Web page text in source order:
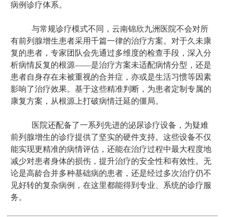
病例诊疗体系。
与常规诊疗模式不同，云南锦欣九洲医院不会对所
有前列腺增生患者采用千篇一律的治疗方案。对于久未康
复的患者，专家团队会先通过多维度的检查手段，深入分
析病情反复的根源——是治疗方案未适配病情分型，还是
患者自身存在未被重视的合并症，亦或是生活习惯等因素
影响了治疗效果。基于这些精准判断，为患者定制专属的
康复方案，从根源上打破病情迁延的僵局。
医院还配备了一系列先进的泌尿诊疗设备，为疑难
前列腺增生的诊疗提供了坚实的硬件支持。这些设备不仅
能实现更精准的病情评估，还能在治疗过程中最大程度地
减少对患者身体的损伤，提升治疗的安全性和有效性。无
论是高龄合并多种基础病的患者，还是经过多次治疗仍不
见好转的复杂病例，在这里都能得到专业、系统的诊疗服
务。